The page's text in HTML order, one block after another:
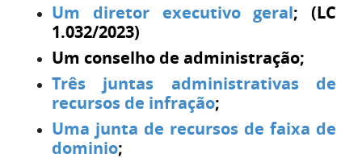
Um diretor executivo geral; (LC
1.032/2023)
Um conselho de administração;
Três juntas administrativas de
recursos de infração;
Uma junta de recursos de faixa de
dominio;